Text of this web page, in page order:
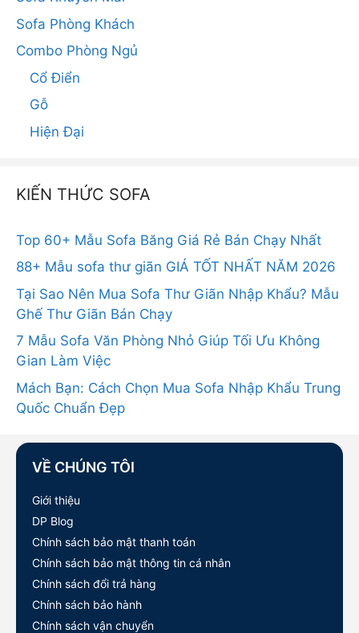
Sofa Phòng Khách
Combo Phòng Ngủ
Cổ Điển
Gỗ
Hiện Đại
KIẾN THỨC SOFA
Top 60+ Mẫu Sofa Băng Giá Rẻ Bán Chạy Nhất
88+ Mẫu sofa thư giãn GIÁ TỐT NHẤT NĂM 2026
Tại Sao Nên Mua Sofa Thư Giãn Nhập Khẩu? Mẫu
Ghế Thư Giãn Bán Chạy
7 Mẫu Sofa Văn Phòng Nhỏ Giúp Tối Ưu Không
Gian Làm Việc
Mách Bạn: Cách Chọn Mua Sofa Nhập Khẩu Trung
Quốc Chuẩn Đẹp
VỀ CHÚNG TÔI
Giới thiệu
DP Blog
Chính sách bảo mật thanh toán
Chính sách bảo mật thông tin cá nhân
Chính sách đổi trả hàng
Chính sách bảo hành
Chính sách vận chuyển